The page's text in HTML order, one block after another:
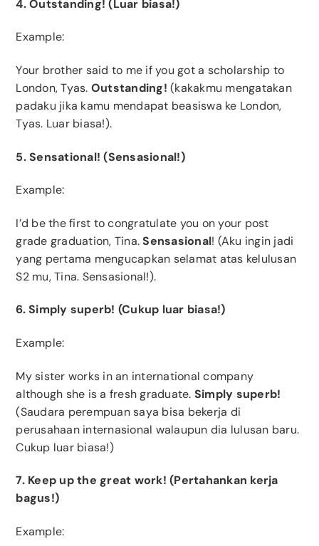
4. Outstanding! (Luar biasa!)
Example:
Your brother said to me if you got a scholarship to
London, Tyas. Outstanding! (kakakmu mengatakan
padaku jika kamu mendapat beasiswa ke London,
Tyas. Luar biasa!).
5. Sensational! (Sensasional!)
Example:
I’d be the first to congratulate you on your post
grade graduation, Tina.Sensasional! (Aku ingin jadi
yang pertama mengucapkan selamat atas kelulusan
S2 mu, Tina. Sensasional!).
6. Simply superb! (Cukup luar biasa!)
Example:
My sister works in an international company
although she is a fresh graduate. Simply superb!
(Saudara perempuan saya bisa bekerja di
perusahaan internasional walaupun dia lulusan baru.
Cukup luar biasa!)
7. Keep up the great work! (Pertahankan kerja
bagus!)
Example: